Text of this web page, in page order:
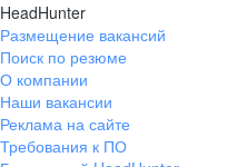
HeadHunter
Размещение вакансий
Поиск по резюме
О компании
Наши вакансии
Реклама на сайте
Требования к ПО